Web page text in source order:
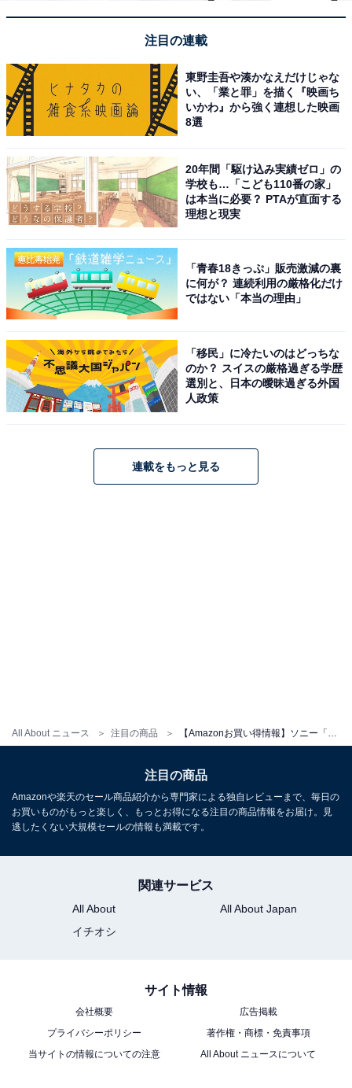
All About ニュース 注目の商品
【Amazonお買い得情報】JBL「Bluetooth
スピーカー」が特別価格で登場中【5月23
【今日チェックしたい】ソニーの人気商品5選
ソニー「HT-S60」
ソニー(SONY) サウンドバー HT-S100F 【100W/ハイパワ
ー/フロントサラウンドサウンド/テレビ用/Bluetooth対
応】
ソニー「HT-A9000」
注目の連載
東野圭吾や湊かなえだけじゃな
い、「業と罪」を描く『映画ち
いかわ』から強く連想した映画
8選
20年間「駆け込み実績ゼロ」の
学校も…「こども110番の家」
は本当に必要？ PTAが直面する
理想と現実
「青春18きっぷ」販売激減の裏
に何が？ 連続利用の厳格化だけ
ではない「本当の理由」
「移民」に冷たいのはどっちな
のか？ スイスの厳格過ぎる学歴
選別と、日本の曖昧過ぎる外国
人政策
連載をもっと見る
注目の商品
Amazonや楽天のセール商品紹介から専門家による独自レビューまで、毎日の
お買いものがもっと楽しく、もっとお得になる注目の商品情報をお届け。見
逃したくない大規模セールの情報も満載です。
関連サービス
All About
All About Japan
イチオシ
サイト情報
会社概要
広告掲載
プライバシーポリシー
著作権・商標・免責事項
当サイトの情報についての注意
All About ニュースについて